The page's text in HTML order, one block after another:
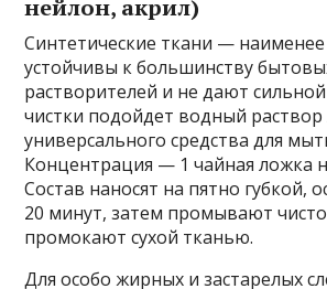
нейлон, акрил)
Синтетические ткани —
устойчивы к большинству
растворителей и не дают сильной
чистки подойдет водный
универсального средства для
Концентрация — 1 чайная ложка
Состав наносят на пятно губкой,
20 минут, затем промывают
промокают сухой тканью.
Для особо жирных и застарелых